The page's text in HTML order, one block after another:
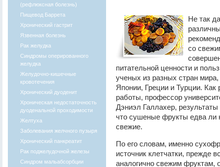
(рефлюксная болезнь)
Пищевод Баррета
Хронический гастрит
Язвенная болезнь
Рак желудка
Синдромы оперированного
желудка
Желудочно-кишечные
кровотечения
Хронический дуоденит
Хроническая недостаточность
дуоденальной проходимости
Желтуха
Заболевания желчного пузыря
Хронический панкреатит
Рак поджелудочной железы
Синдром мальабсорбции
Не так
со
питательной ценности и
ученых из разных стран
Японии, Греции и Турции. Как
работы, профессор
Дэниэл Галлахер,
что сушеные фрукты едва ли
свежие.
По его словам, именно
источник клетчатки, прежде
аналогично свежим фруктам,